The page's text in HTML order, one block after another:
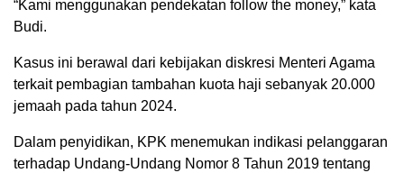
“Kami menggunakan pendekatan follow the money,” kata
Budi.
Kasus ini berawal dari kebijakan diskresi Menteri Agama
terkait pembagian tambahan kuota haji sebanyak 20.000
jemaah pada tahun 2024.
Dalam penyidikan, KPK menemukan indikasi pelanggaran
terhadap Undang-Undang Nomor 8 Tahun 2019 tentang